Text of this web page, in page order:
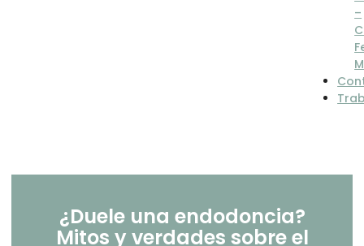
–
¿Duele una endodoncia?
Mitos y verdades sobre el